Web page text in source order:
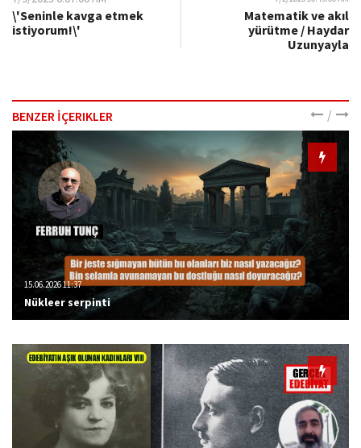
\'Seninle kavga etmek
istiyorum!\'
Matematik ve akıl
yürütme / Haydar
Uzunyayla
BENZER İÇERIKLER /
15.06.2026 11:37
Nükleer serpinti